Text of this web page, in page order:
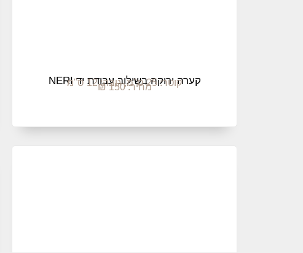
קערה ירוקה בשילוב עבודת יד NERI
קוטר: 25 ס"מ, גובה: 12 ס"מ מחיר: 150 ₪